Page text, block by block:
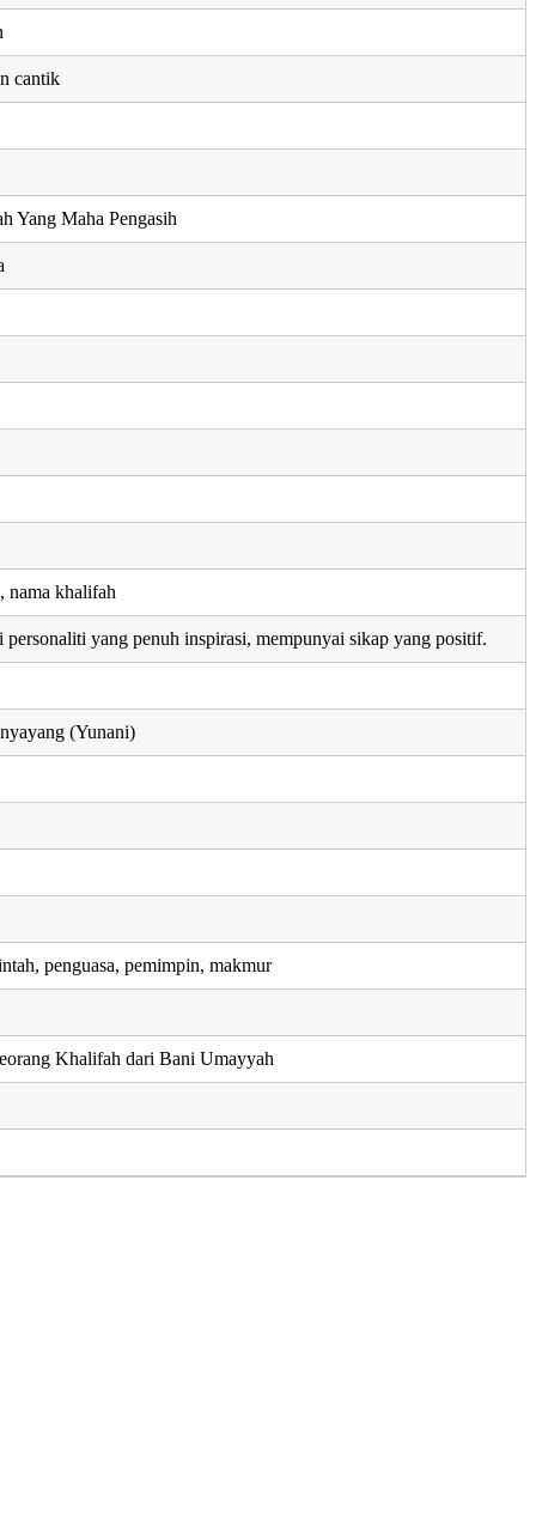
cantik
Yang Maha Pengasih
nama khalifah
yang penuh inspirasi, mempunyai sikap yang positif.
(Yunani)
penguasa, pemimpin, makmur
Khalifah dari Bani Umayyah